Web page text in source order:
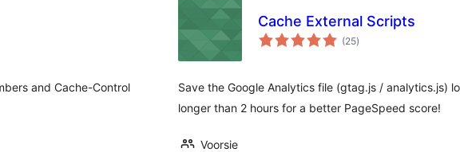
and Cache-Control
Cache External Scripts
(25valoracións
totais
)
Save the Google Analytics file (gtag.js / analytics.js)
longer than 2 hours for a better PageSpeed score!
Voorsie